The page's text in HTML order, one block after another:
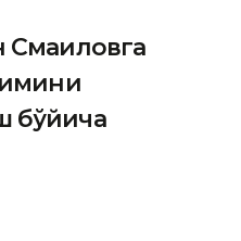
Смаиловга
бўйича